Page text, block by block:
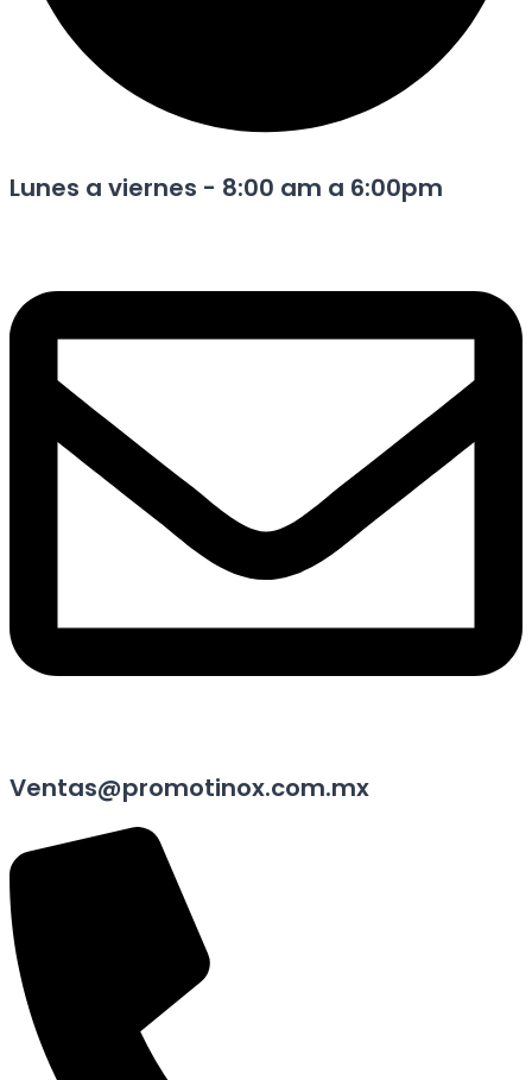
Lunes a viernes - 8:00 am a 6:00pm
Ventas@promotinox.com.mx